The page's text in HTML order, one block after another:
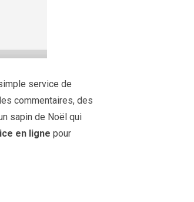
service de
commentaires, des
sapin de Noël qui
en ligne pour